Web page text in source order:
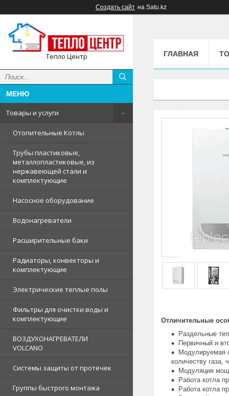
Создать сайт на Satu.kz
Тепло Центр
Товары и услуги
Отопительные Котлы
Трубы пластиковые,
металлопластиковые, из
нержавеющей стали и
комплектующие
Насосное оборудование
Водонагреватели
Расширительные баки
Радиаторы, конвекторы и
комплектующие
Электрические теплые полы
Фильтры для очистки воды и
комплектующие
ВОЗДУХОНАГРЕВАТЕЛИ
VOLCANO
Системы защиты от протечек
Группы быстрого монтажа
ГЛАВНАЯ
Отличительные
Раздельные
Первичный и
Модулируемая
количеству газа,
Модуляция
Работа котла
Работа котла